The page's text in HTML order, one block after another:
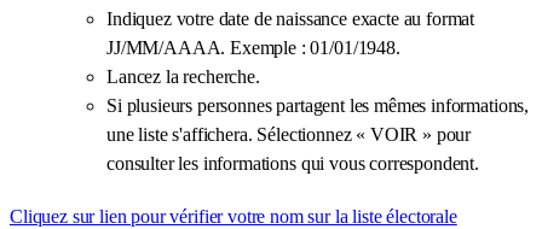
Indiquez votre date de naissance exacte au format
JJ/MM/AAAA. Exemple : 01/01/1948.
Lancez la recherche.
Si plusieurs personnes partagent les mêmes informations,
une liste s'affichera. Sélectionnez « VOIR » pour
consulter les informations qui vous correspondent.
Cliquez sur lien pour vérifier votre nom sur la liste électorale